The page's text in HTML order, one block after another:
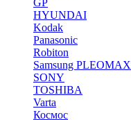
GP
HYUNDAI
Kodak
Panasonic
Robiton
Samsung PLEOMAX
SONY
TOSHIBA
Varta
Космос